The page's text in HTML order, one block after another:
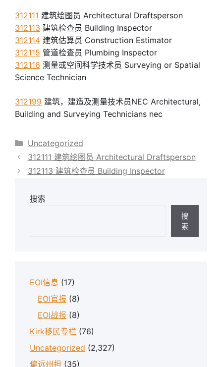
312111 建筑绘图员 Architectural Draftsperson
312113 建筑检查员 Building Inspector
312114 建筑估算员 Construction Estimator
312115 管道检查员 Plumbing Inspector
312116 测量或空间科学技术员 Surveying or Spatial
Science Technician
312199 建筑，建造及测量技术员NEC Architectural,
Building and Surveying Technicians nec
分
类
Uncategorized
312111 建筑绘图员 Architectural Draftsperson
312113 建筑检查员 Building Inspector
搜索
搜
索
EOI信息 (17)
EOI官报 (8)
EOI战报 (8)
Kirk移民专栏 (76)
Uncategorized (2,327)
偏远州担 (35)